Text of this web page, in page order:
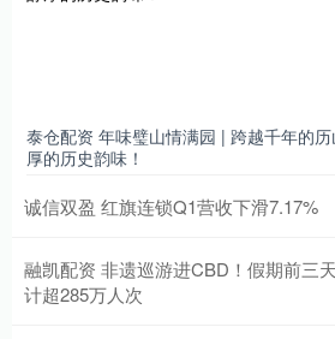
泰仓配资 年味璧山情满园 | 跨越千年的
厚的历史韵味！
诚信双盈 红旗连锁Q1营收下滑7.17%
融凯配资 非遗巡游进CBD！假期前三
计超285万人次